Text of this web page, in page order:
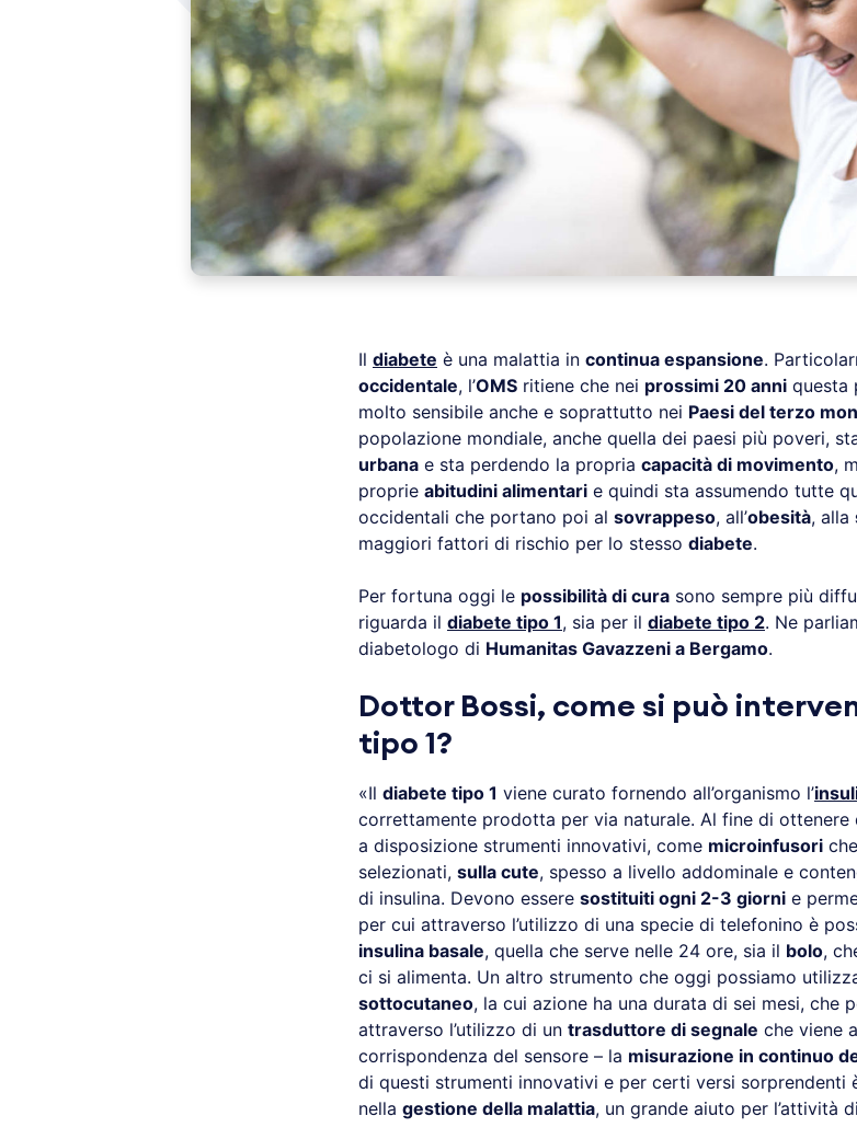
Il diabete è una malattia in continua espansione.
occidentale, l’OMS ritiene che nei prossimi 20 anni questa
molto sensibile anche e soprattutto nei Paesi del terzo
popolazione mondiale, anche quella dei paesi più poveri,
urbana e sta perdendo la propria capacità di movimento,
proprie abitudini alimentari e quindi sta assumendo tutte
occidentali che portano poi al sovrappeso, all’obesità, alla
maggiori fattori di rischio per lo stesso diabete.
Per fortuna oggi le possibilità di cura sono sempre più
riguarda il diabete tipo 1, sia per il diabete tipo 2. Ne
diabetologo di Humanitas Gavazzeni a Bergamo.
Dottor Bossi, come si può
tipo 1?
«Il diabete tipo 1 viene curato fornendo all’organismo l’
correttamente prodotta per via naturale. Al fine di
a disposizione strumenti innovativi, come microinfusori
selezionati, sulla cute, spesso a livello addominale e
di insulina. Devono essere sostituiti ogni 2-3 giorni e
per cui attraverso l’utilizzo di una specie di telefonino è
insulina basale, quella che serve nelle 24 ore, sia il bolo,
ci si alimenta. Un altro strumento che oggi possiamo
sottocutaneo, la cui azione ha una durata di sei mesi, che
attraverso l’utilizzo di un trasduttore di segnale che viene
corrispondenza del sensore – la misurazione in continuo
di questi strumenti innovativi e per certi versi sorprendenti
nella gestione della malattia, un grande aiuto per l’attività